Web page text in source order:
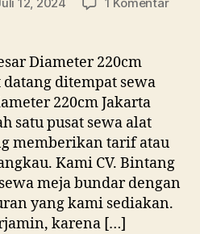
Diameter 220cm
ditempat sewa
220cm Jakarta
satu pusat sewa alat
memberikan tarif atau
Kami CV. Bintang
meja bundar dengan
yang kami sediakan.
karena […]